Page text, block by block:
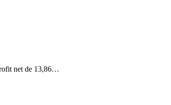
net de 13,86…